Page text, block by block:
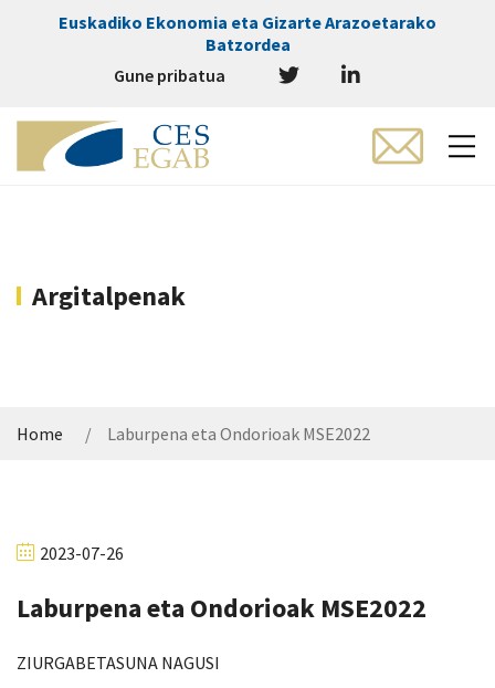
Euskadiko Ekonomia eta Gizarte Arazoetarako
Batzordea
Gune pribatua
Argitalpenak
Home Laburpena eta Ondorioak MSE2022
2023-07-26
Laburpena eta Ondorioak MSE2022
ZIURGABETASUNA NAGUSI